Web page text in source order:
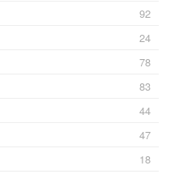
92
24
78
83
44
47
18